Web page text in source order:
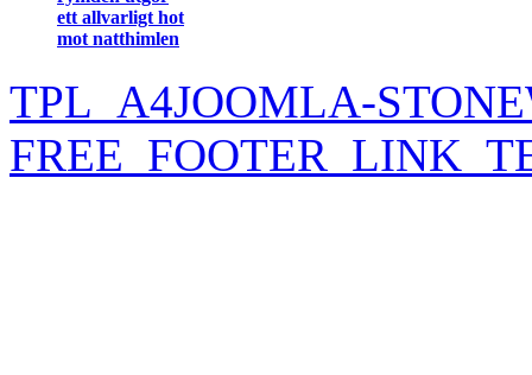
ett allvarligt hot
mot natthimlen
TPL_A4JOOMLA-